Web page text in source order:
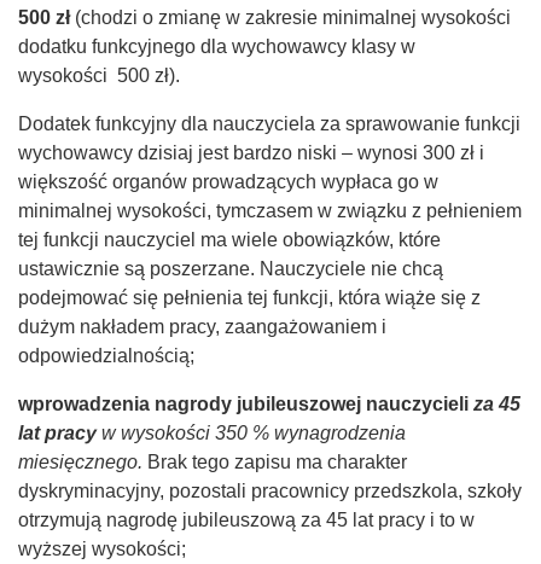
500 zł(chodzi o zmianę w zakresie minimalnej wysokości
dodatku funkcyjnego dla wychowawcy klasy w
wysokości 500 zł).
Dodatek funkcyjny dla nauczyciela za sprawowanie funkcji
wychowawcy dzisiaj jest bardzo niski – wynosi 300 zł i
większość organów prowadzących wypłaca go w
minimalnej wysokości, tymczasem w związku z pełnieniem
tej funkcji nauczyciel ma wiele obowiązków, które
ustawicznie są poszerzane. Nauczyciele nie chcą
podejmować się pełnienia tej funkcji, która wiąże się z
dużym nakładem pracy, zaangażowaniem i
odpowiedzialnością;
wprowadzenia nagrody jubileuszowej nauczycieli za 45
lat pracyw wysokości 350 % wynagrodzenia
miesięcznego. Brak tego zapisu ma charakter
dyskryminacyjny, pozostali pracownicy przedszkola, szkoły
otrzymują nagrodę jubileuszową za 45 lat pracy i to w
wyższej wysokości;